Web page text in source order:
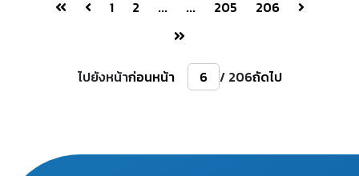
1 2 ... ... 205 206
ไปยังหน้าก่อนหน้า / 206ถัดไป